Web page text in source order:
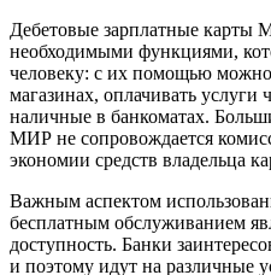
Дебетовые зарплатные карты
необходимыми функциями,
человеку: с их помощью
магазинах, оплачивать услуги
наличные в банкоматах.
МИР не сопровождается
экономии средств владельца
Важным аспектом
бесплатным обслуживанием
доступность. Банки
и поэтому идут на различные